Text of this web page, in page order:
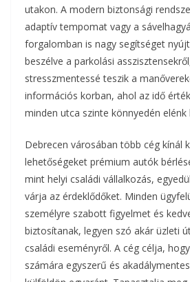
utakon. A modern biztonsági
adaptív tempomat vagy a
forgalomban is nagy segítséget
beszélve a parkolási
stresszmentessé teszik a
információs korban, ahol az idő
minden utca szinte könnyedén elénk
Debrecen városában több cég kínál
lehetőségeket prémium autók
mint helyi családi vállalkozás,
várja az érdeklődőket. Minden
személyre szabott figyelmet és
biztosítanak, legyen szó akár üzleti
családi eseményről. A cég célja,
számára egyszerű és